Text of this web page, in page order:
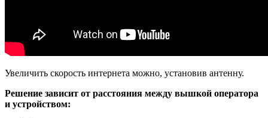
Увеличить скорость интернета можно, установив антенну.
Решение зависит от расстояния между вышкой оператора
и устройством: